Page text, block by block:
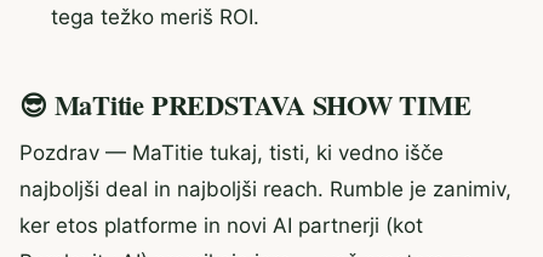
tega težko meriš ROI.
😎 MaTitie PREDSTAVA SHOW TIME
Pozdrav — MaTitie tukaj, tisti, ki vedno išče
najboljši deal in najboljši reach. Rumble je zanimiv,
ker etos platforme in novi AI partnerji (kot